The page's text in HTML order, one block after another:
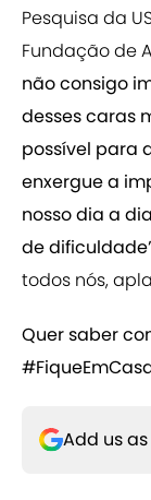
Pesquisa da
Fundação de
não consigo
desses caras
possível para
enxergue a
nosso dia a
de
todos nós,
Quer saber
Add us